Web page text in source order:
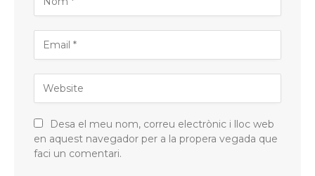
Desa el meu nom, correu electrònic i lloc web
en aquest navegador per a la propera vegada que
faci un comentari.